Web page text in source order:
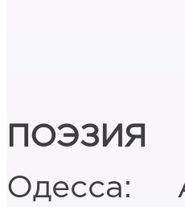
ПОЭЗИЯ
Одесса: